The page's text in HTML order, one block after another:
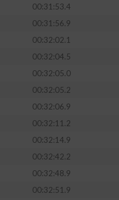
00:31:53.4
00:31:56.9
00:32:02.1
00:32:04.5
00:32:05.0
00:32:05.2
00:32:06.9
00:32:11.2
00:32:14.9
00:32:42.2
00:32:48.9
00:32:51.9